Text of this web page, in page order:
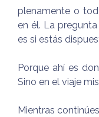
plenamente o
en él. La
es si estás
Porque ahí es
Sino en el viaje
Mientras